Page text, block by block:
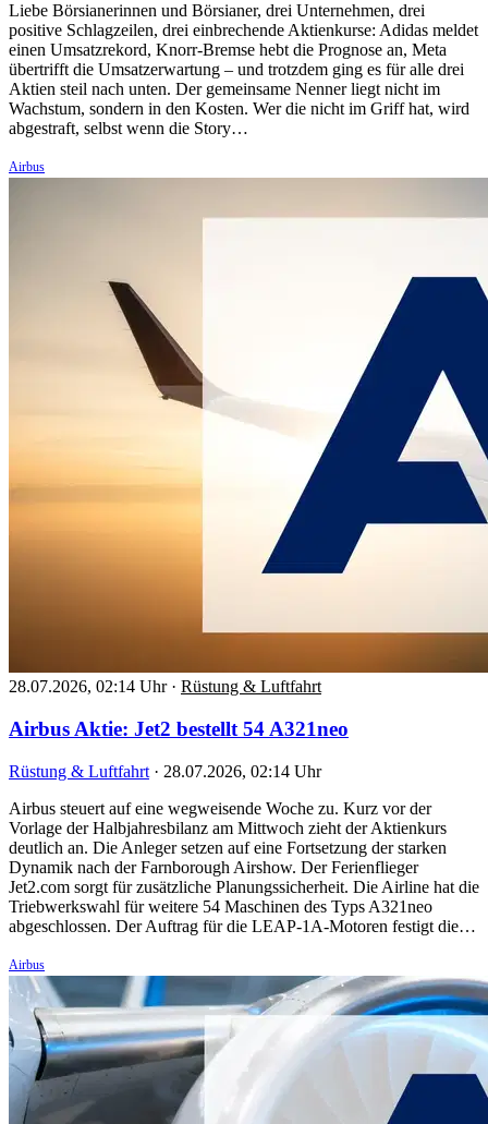
Liebe Börsianerinnen und Börsianer, drei Unternehmen, drei
positive Schlagzeilen, drei einbrechende Aktienkurse: Adidas meldet
einen Umsatzrekord, Knorr-Bremse hebt die Prognose an, Meta
übertrifft die Umsatzerwartung – und trotzdem ging es für alle drei
Aktien steil nach unten. Der gemeinsame Nenner liegt nicht im
Wachstum, sondern in den Kosten. Wer die nicht im Griff hat, wird
abgestraft, selbst wenn die Story…
Airbus
28.07.2026, 02:14 Uhr · Rüstung & Luftfahrt
Airbus Aktie: Jet2 bestellt 54 A321neo
Rüstung & Luftfahrt · 28.07.2026, 02:14 Uhr
Airbus steuert auf eine wegweisende Woche zu. Kurz vor der
Vorlage der Halbjahresbilanz am Mittwoch zieht der Aktienkurs
deutlich an. Die Anleger setzen auf eine Fortsetzung der starken
Dynamik nach der Farnborough Airshow. Der Ferienflieger
Jet2.com sorgt für zusätzliche Planungssicherheit. Die Airline hat die
Triebwerkswahl für weitere 54 Maschinen des Typs A321neo
abgeschlossen. Der Auftrag für die LEAP-1A-Motoren festigt die…
Airbus